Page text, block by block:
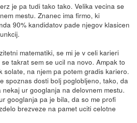
je pa tudi tako tako. Velika vecina se
mestu. Znanec ima firmo, ki
90% kandidatov pade njegov klasicen
matematiki, se mi je v celi karieri
takrat sem se ucil na novo. Ampak to
solate, na njem pa potem gradis kariero.
spoznas dosti bolj poglobljeno, tako, da
ur googlanja na delovnem mestu.
googlanja pa je bila, da so me profi
brezveze na pamet uciti celotne